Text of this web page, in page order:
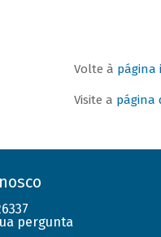
Volte à página
Visite a página
pergunta